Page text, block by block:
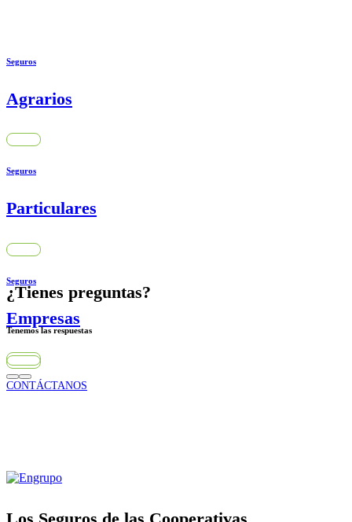
Seguros
Agrarios
Seguros
Particulares
Seguros
Empresas
¿Tienes preguntas?
Tenemos las respuestas
CONTÁCTANOS